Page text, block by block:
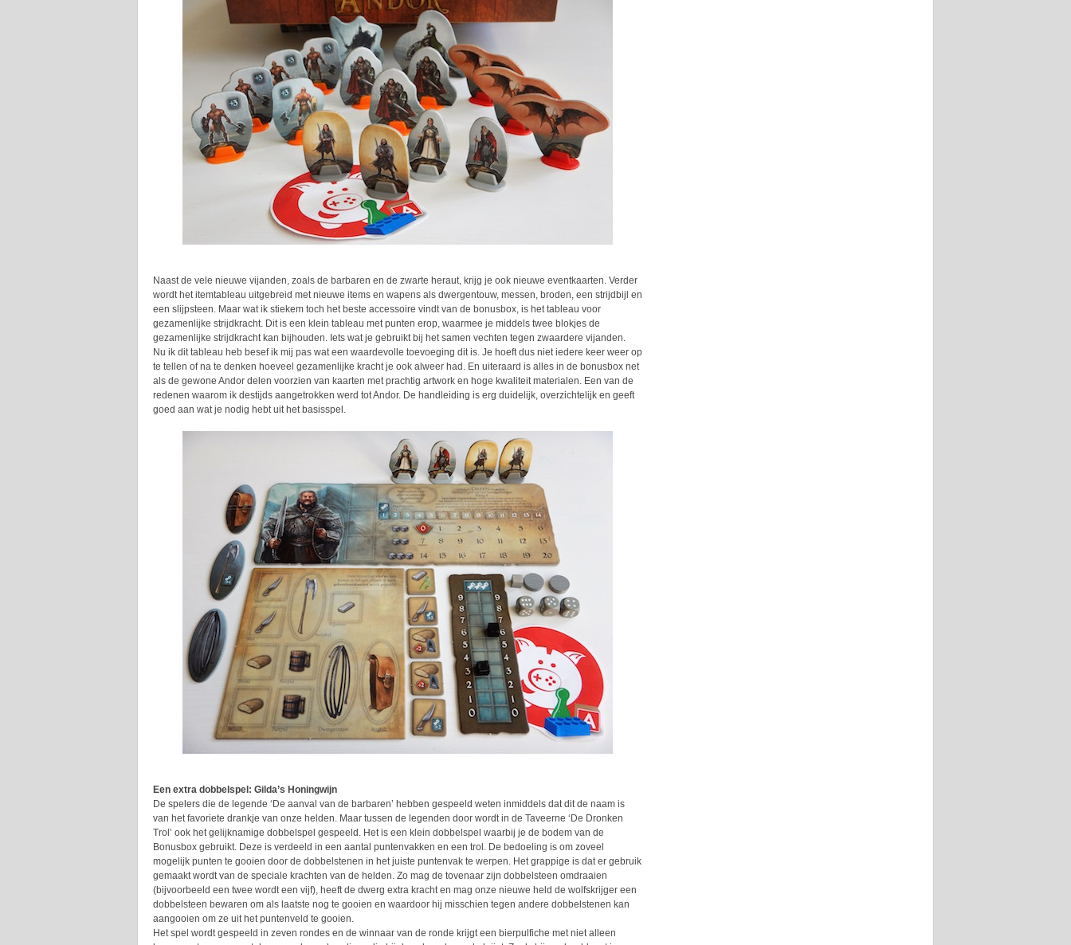
Naast de vele nieuwe vijanden, zoals de barbaren en de zwarte heraut, krijg je ook nieuwe eventkaarten. Verder
wordt het itemtableau uitgebreid met nieuwe items en wapens als dwergentouw, messen, broden, een strijdbijl en
een slijpsteen. Maar wat ik stiekem toch het beste accessoire vindt van de bonusbox, is het tableau voor
gezamenlijke strijdkracht. Dit is een klein tableau met punten erop, waarmee je middels twee blokjes de
gezamenlijke strijdkracht kan bijhouden. Iets wat je gebruikt bij het samen vechten tegen zwaardere vijanden.
Nu ik dit tableau heb besef ik mij pas wat een waardevolle toevoeging dit is. Je hoeft dus niet iedere keer weer op
te tellen of na te denken hoeveel gezamenlijke kracht je ook alweer had. En uiteraard is alles in de bonusbox net
als de gewone Andor delen voorzien van kaarten met prachtig artwork en hoge kwaliteit materialen. Een van de
redenen waarom ik destijds aangetrokken werd tot Andor. De handleiding is erg duidelijk, overzichtelijk en geeft
goed aan wat je nodig hebt uit het basisspel.
Een extra dobbelspel: Gilda’s Honingwijn
De spelers die de legende ‘De aanval van de barbaren’ hebben gespeeld weten inmiddels dat dit de naam is
van het favoriete drankje van onze helden. Maar tussen de legenden door wordt in de Taveerne ‘De Dronken
Trol’ ook het gelijknamige dobbelspel gespeeld. Het is een klein dobbelspel waarbij je de bodem van de
Bonusbox gebruikt. Deze is verdeeld in een aantal puntenvakken en een trol. De bedoeling is om zoveel
mogelijk punten te gooien door de dobbelstenen in het juiste puntenvak te werpen. Het grappige is dat er gebruik
gemaakt wordt van de speciale krachten van de helden. Zo mag de tovenaar zijn dobbelsteen omdraaien
(bijvoorbeeld een twee wordt een vijf), heeft de dwerg extra kracht en mag onze nieuwe held de wolfskrijger een
dobbelsteen bewaren om als laatste nog te gooien en waardoor hij misschien tegen andere dobbelstenen kan
aangooien om ze uit het puntenveld te gooien.
Het spel wordt gespeeld in zeven rondes en de winnaar van de ronde krijgt een bierpulfiche met niet alleen